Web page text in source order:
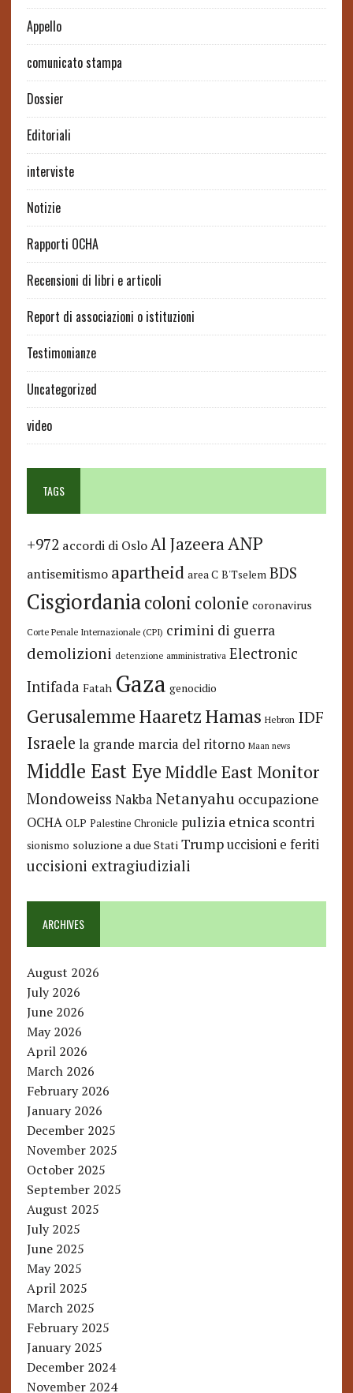
Appello
comunicato stampa
Dossier
Editoriali
interviste
Notizie
Rapporti OCHA
Recensioni di libri e articoli
Report di associazioni o istituzioni
Testimonianze
Uncategorized
video
TAGS
+972 accordi di Oslo Al Jazeera ANP
antisemitismo apartheid area C B'Tselem BDS
Cisgiordaniacoloni colonie coronavirus
Corte Penale Internazionale (CPI) crimini di guerra
demolizioni detenzione amministrativa Electronic
Intifada Fatah Gaza genocidio
GerusalemmeHaaretzHamas Hebron IDF
Israele la grande marcia del ritorno Maan news
Middle East Eye Middle East Monitor
Mondoweiss Nakba Netanyahu occupazione
OCHA OLP Palestine Chronicle pulizia etnica scontri
sionismo soluzione a due Stati Trump uccisioni e feriti
uccisioni extragiudiziali
ARCHIVES
August 2026
July 2026
June 2026
May 2026
April 2026
March 2026
February 2026
January 2026
December 2025
November 2025
October 2025
September 2025
August 2025
July 2025
June 2025
May 2025
April 2025
March 2025
February 2025
January 2025
December 2024
November 2024